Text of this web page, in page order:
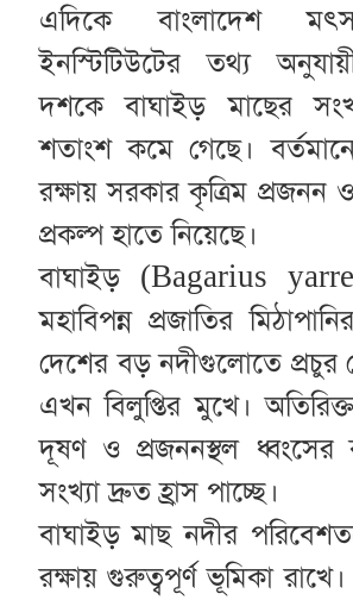
এদিকে বাংলাদেশ
ইনস্টিটিউটের তথ্য
দশকে বাঘাইড় মাছের
শতাংশ কমে গেছে।
রক্ষায় সরকার কৃত্রিম প্রজনন
প্রকল্প হাতে নিয়েছে।
বাঘাইড় (Bagarius
মহাবিপন্ন প্রজাতির
দেশের বড় নদীগুলোতে প্রচুর
এখন বিলুপ্তির মুখে।
দূষণ ও প্রজননস্থল ধ্বংসের
সংখ্যা দ্রুত হ্রাস পাচ্ছে।
বাঘাইড় মাছ নদীর
রক্ষায় গুরুত্বপূর্ণ ভূমিকা